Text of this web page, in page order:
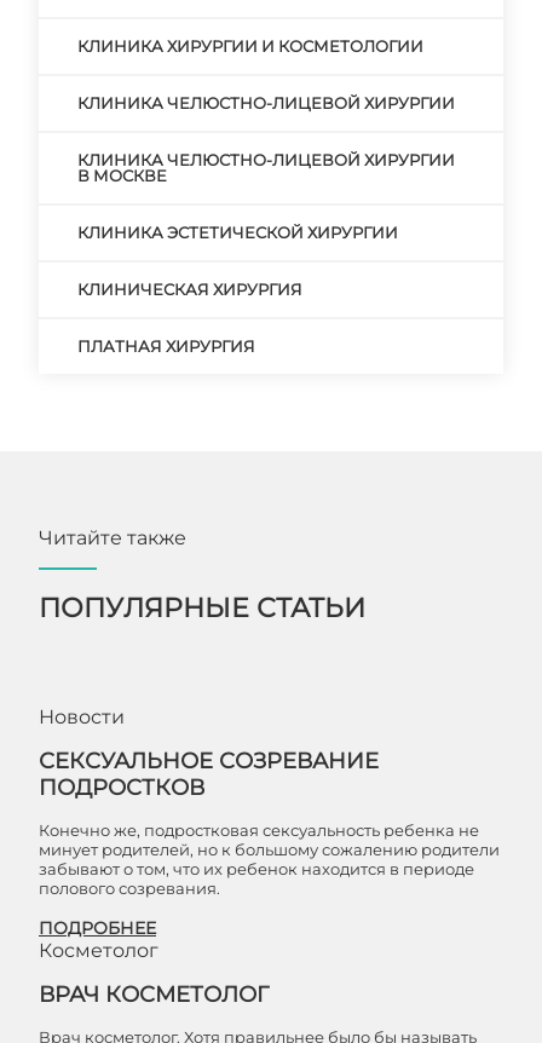
КЛИНИКА ХИРУРГИИ И КОСМЕТОЛОГИИ
КЛИНИКА ЧЕЛЮСТНО-ЛИЦЕВОЙ ХИРУРГИИ
КЛИНИКА ЧЕЛЮСТНО-ЛИЦЕВОЙ ХИРУРГИИ
В МОСКВЕ
КЛИНИКА ЭСТЕТИЧЕСКОЙ ХИРУРГИИ
КЛИНИЧЕСКАЯ ХИРУРГИЯ
ПЛАТНАЯ ХИРУРГИЯ
Читайте также
ПОПУЛЯРНЫЕ СТАТЬИ
Новости
СЕКСУАЛЬНОЕ СОЗРЕВАНИЕ
ПОДРОСТКОВ
Конечно же, подростковая сексуальность ребенка не
минует родителей, но к большому сожалению родители
забывают о том, что их ребенок находится в периоде
полового созревания.
ПОДРОБНЕЕ
Косметолог
ВРАЧ КОСМЕТОЛОГ
Врач косметолог. Хотя правильнее было бы называть